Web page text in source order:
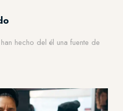
hecho del él una fuente de